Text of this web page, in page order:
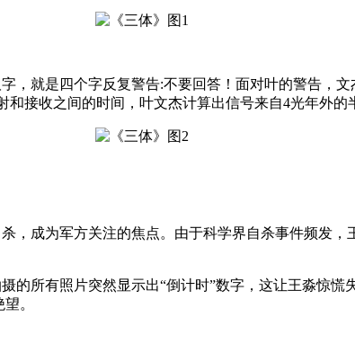
，就是四个字反复警告:不要回答！面对叶的警告，
接收之间的时间，叶文杰计算出信号来自4光年外的
，成为军方关注的焦点。由于科学界自杀事件频发
的所有照片突然显示出“倒计时”数字，这让王淼惊
。